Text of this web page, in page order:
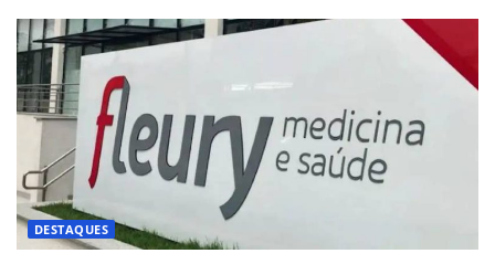
DESTAQUES